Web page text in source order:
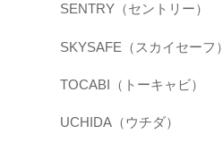
SENTRY（セントリー）
SKYSAFE（スカイセーフ）
TOCABI（トーキャビ）
UCHIDA（ウチダ）